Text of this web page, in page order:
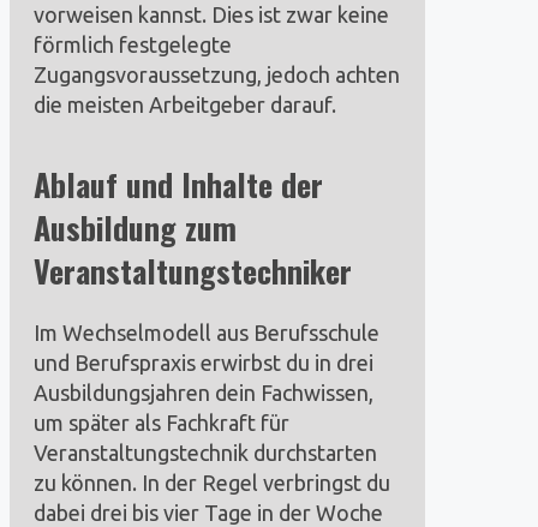
vorweisen kannst. Dies ist zwar keine
förmlich festgelegte
Zugangsvoraussetzung, jedoch achten
die meisten Arbeitgeber darauf.
Ablauf und Inhalte der
Ausbildung zum
Veranstaltungstechniker
Im Wechselmodell aus Berufsschule
und Berufspraxis erwirbst du in drei
Ausbildungsjahren dein Fachwissen,
um später als Fachkraft für
Veranstaltungstechnik durchstarten
zu können. In der Regel verbringst du
dabei drei bis vier Tage in der Woche